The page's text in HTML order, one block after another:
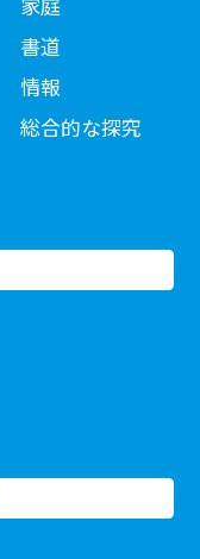
家庭
書道
情報
総合的な探究